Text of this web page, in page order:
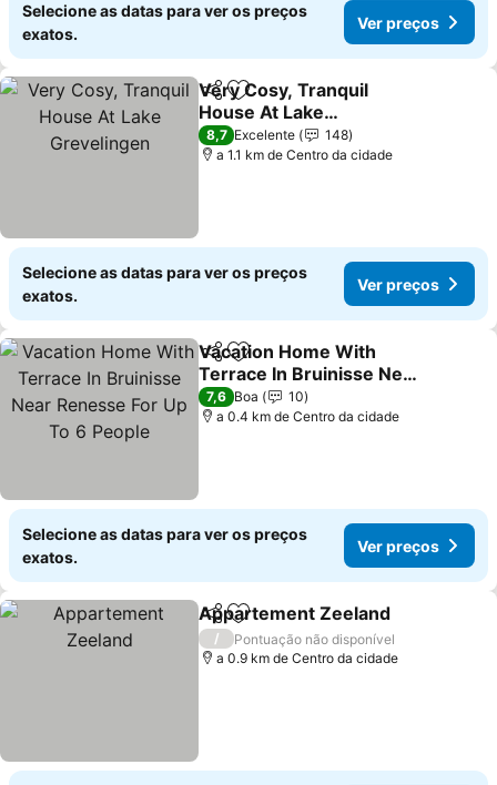
Selecione as datas para ver os preços
exatos.
Ver preços
PartilharAdicionar aos favoritos
Very Cosy, Tranquil
House At Lake
Grevelingen
8,7 Excelente
148
a 1.1 km de Centro da cidade
Selecione as datas para ver os preços
exatos.
Ver preços
PartilharAdicionar aos favoritos
Vacation Home With
Terrace In Bruinisse Near
Renesse For Up To 6
People
7,6 Boa
10
a 0.4 km de Centro da cidade
Selecione as datas para ver os preços
exatos.
Ver preços
PartilharAdicionar aos favoritos
Appartement Zeeland
/
Pontuação não disponível
a 0.9 km de Centro da cidade